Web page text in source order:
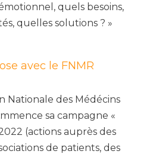
quels besoins,
quelles solutions ? »
avec le FNMR
Nationale des Médécins
sa campagne «
(actions auprès des
de patients, des